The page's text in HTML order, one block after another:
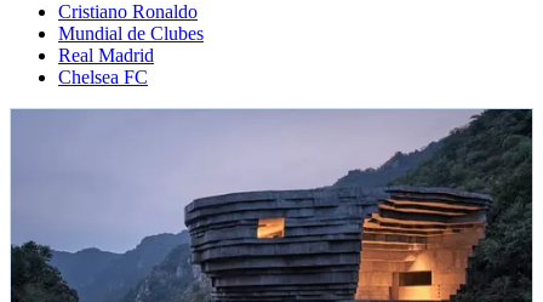
Cristiano Ronaldo
Mundial de Clubes
Real Madrid
Chelsea FC